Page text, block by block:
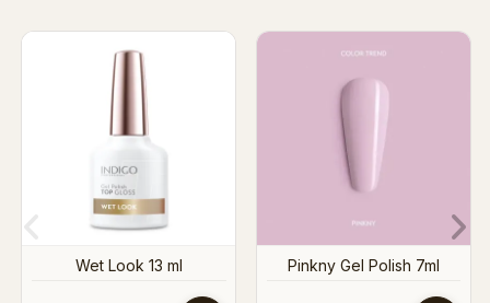
Wet Look 13 ml Pinkny Gel Polish 7ml